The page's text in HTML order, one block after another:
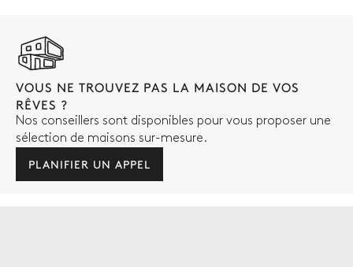
VOUS NE TROUVEZ PAS LA MAISON DE VOS
RÊVES ?
Nos conseillers sont disponibles pour vous proposer une
sélection de maisons sur-mesure.
PLANIFIER UN APPEL